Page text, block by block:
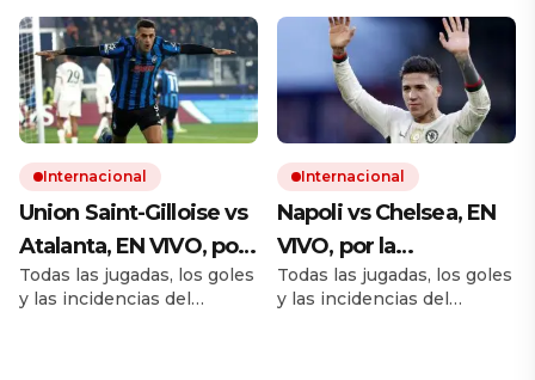
minuto
primera victoria en el año.
El minuto a minuto del
encuentro en La Feliz.
minuto a minuto
tabla de posiciones con los
18 encuentros simultáneos.
Quién clasifica a la
siguiente fase de la
Champions League.
Internacional
Union Saint-Gilloise vs
Atalanta, EN VIVO, por
la Champions League
2025/2026: seguí el
Todas las jugadas, los goles
y las incidencias del
Internacional
Napoli vs Chelsea, EN
VIVO, por la
Champions League
2025/2026: seguí el
Todas las jugadas, los goles
y las incidencias del